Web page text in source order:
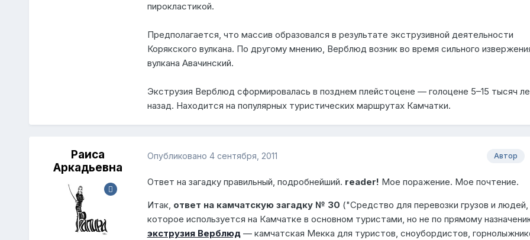
пирокластикой.
Предполагается, что массив образовался в результате экструзивной деятельности
Корякского вулкана. По другому мнению, Верблюд возник во время сильного
вулкана Авачинский.
Экструзия Верблюд сформировалась в позднем плейстоцене — голоцене 5–15 тысяч
назад. Находится на популярных туристических маршрутах Камчатки.
Раиса
Аркадьевна
Автор
Опубликовано 4 сентября, 2011
Ответ на загадку правильный, подробнейший. reader! Мое поражение. Мое почтение.
Итак, ответ на камчатскую загадку № 30 ("Средство для перевозки грузов и людей,
которое используется на Камчатке в основном туристами, но не по прямому
экструзия Верблюд— камчатская Мекка для туристов, сноубордистов,